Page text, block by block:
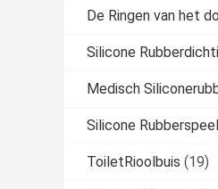
De Ringen van het
Silicone
Medisch
Silicone
ToiletRioolbuis (19)